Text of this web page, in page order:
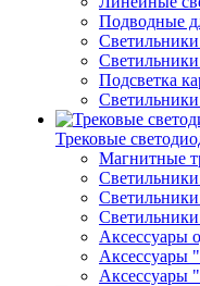
Подводные
Подсветка
Трековые
Магнитные
Аксессуары
Аксессуары
Аксессуары